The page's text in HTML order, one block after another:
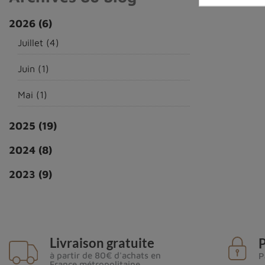
L'obsidienne silver black sheen est
ses reflets argentés. Les civilisations
2026 (6)
Juillet (4)
Juin (1)
Mai (1)
2025 (19)
2024 (8)
2023 (9)
Livraison gratuite
à partir de 80€ d'achats en